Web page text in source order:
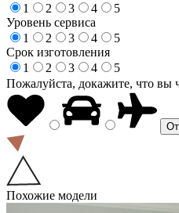
1
2 3 4
5
Уровень сервиса
1
2 3 4
5
Срок изготовления
1
2 3 4
5
Пожалуйста, докажите, что вы
Похожие модели